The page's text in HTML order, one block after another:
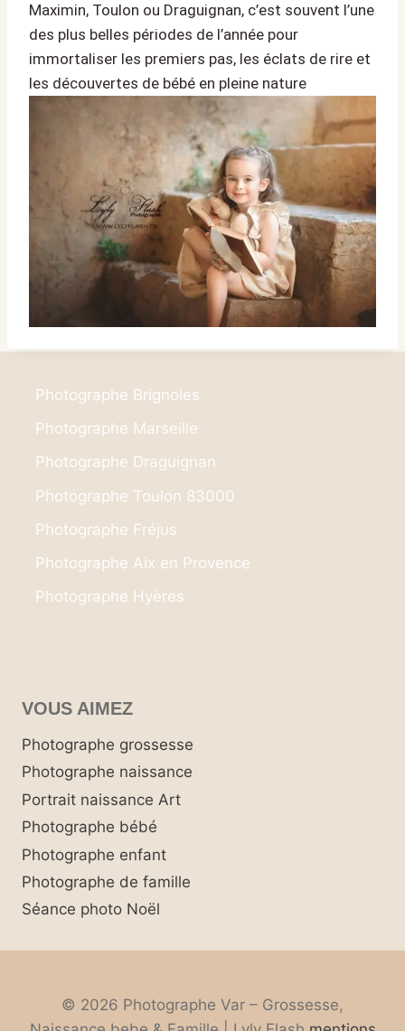
Maximin, Toulon ou Draguignan, c’est souvent l’une
des plus belles périodes de l’année pour
immortaliser les premiers pas, les éclats de rire et
les découvertes de bébé en pleine nature
Photographe Brignoles
Photographe Marseille
Photographe Draguignan
Photographe Toulon 83000
Photographe Fréjus
Photographe Aix en Provence
Photographe Hyères
VOUS AIMEZ
Photographe grossesse
Photographe naissance
Portrait naissance Art
Photographe bébé
Photographe enfant
Photographe de famille
Séance photo Noël
© 2026 Photographe Var – Grossesse,